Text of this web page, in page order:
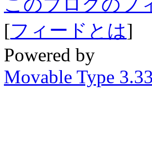
[フィードとは]
Powered by
Movable Type